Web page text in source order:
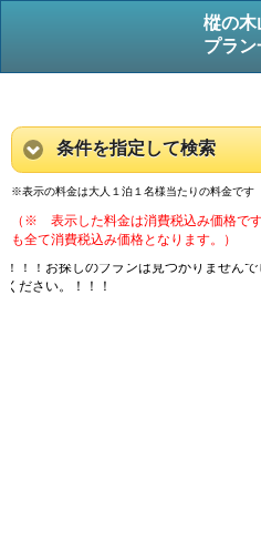
樅の木
プラン
条件を指定して検索
※表示の料金は大人１泊１名様当たりの料金です
（※ 表示した料金は消費税込み価格で
も全て消費税込み価格となります。）
！！！お探しのプランは見つかりません
ください。！！！